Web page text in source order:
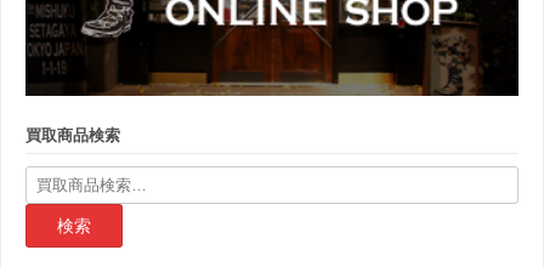
買取商品検索
検
索
果: